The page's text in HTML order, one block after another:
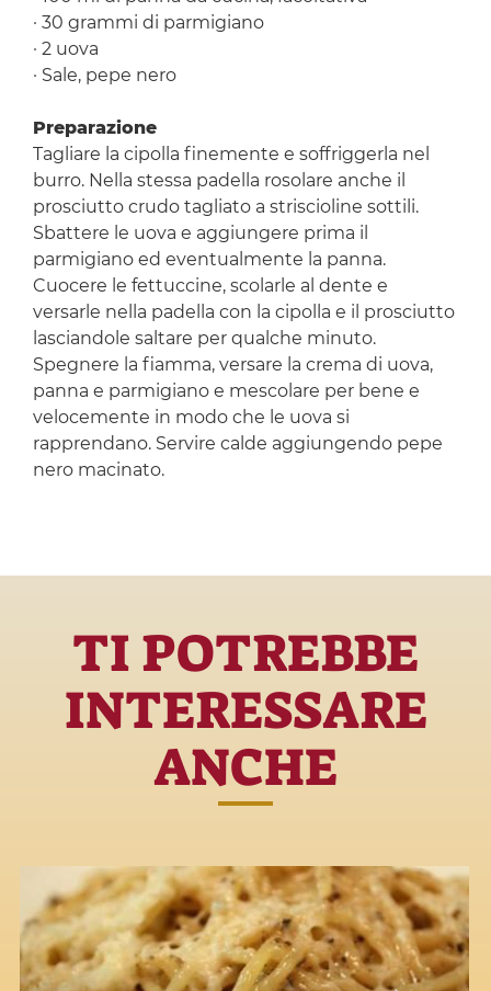
· 30 grammi di parmigiano
· 2 uova
· Sale, pepe nero
Preparazione
Tagliare la cipolla finemente e soffriggerla nel
burro. Nella stessa padella rosolare anche il
prosciutto crudo tagliato a striscioline sottili.
Sbattere le uova e aggiungere prima il
parmigiano ed eventualmente la panna.
Cuocere le fettuccine, scolarle al dente e
versarle nella padella con la cipolla e il prosciutto
lasciandole saltare per qualche minuto.
Spegnere la fiamma, versare la crema di uova,
panna e parmigiano e mescolare per bene e
velocemente in modo che le uova si
rapprendano. Servire calde aggiungendo pepe
nero macinato.
TI POTREBBE
INTERESSARE
ANCHE